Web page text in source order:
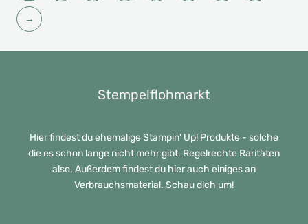
→
Stempelflohmarkt
Hier findest du ehemalige Stampin' Up! Produkte - solche
die es schon lange nicht mehr gibt. Regelrechte Raritäten
also. Außerdem findest du hier auch einiges an
Verbrauchsmaterial. Schau dich um!